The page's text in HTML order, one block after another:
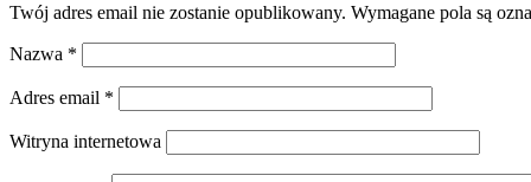
Twój adres email nie zostanie opublikowany. Wymagane pola są
Nazwa *
Adres email *
Witryna internetowa